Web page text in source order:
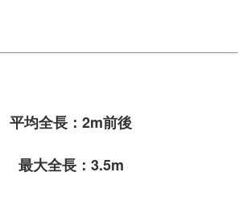
平均全長：2m前後
最大全長：3.5m